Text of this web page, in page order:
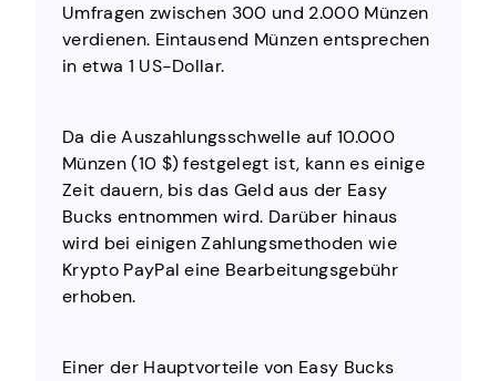
Umfragen zwischen 300 und 2.000 Münzen
verdienen. Eintausend Münzen entsprechen
in etwa 1 US-Dollar.
Da die Auszahlungsschwelle auf 10.000
Münzen (10 $) festgelegt ist, kann es einige
Zeit dauern, bis das Geld aus der Easy
Bucks entnommen wird. Darüber hinaus
wird bei einigen Zahlungsmethoden wie
Krypto PayPal eine Bearbeitungsgebühr
erhoben.
Einer der Hauptvorteile von Easy Bucks